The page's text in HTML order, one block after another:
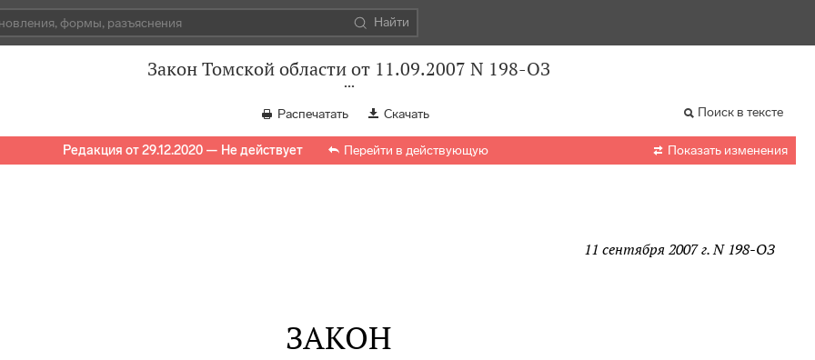
Найти
Закон Томской области от 11.09.2007 N 198-ОЗ
Распечатать Скачать Поиск в тексте
Редакция от 29.12.2020 — Не действует Перейти в действующую  Показать изменения
11 сентября 2007 г. N 198-ОЗ
ЗАКОН